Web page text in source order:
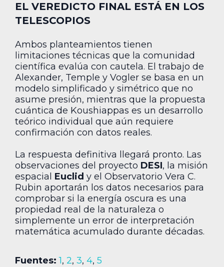
EL VEREDICTO FINAL ESTÁ EN LOS
TELESCOPIOS
Ambos planteamientos tienen
limitaciones técnicas que la comunidad
científica evalúa con cautela. El trabajo de
Alexander, Temple y Vogler se basa en un
modelo simplificado y simétrico que no
asume presión, mientras que la propuesta
cuántica de Koushiappas es un desarrollo
teórico individual que aún requiere
confirmación con datos reales.
La respuesta definitiva llegará pronto. Las
observaciones del proyecto DESI, la misión
espacial Euclid y el Observatorio Vera C.
Rubin aportarán los datos necesarios para
comprobar si la energía oscura es una
propiedad real de la naturaleza o
simplemente un error de interpretación
matemática acumulado durante décadas.
Fuentes: 1, 2, 3, 4, 5